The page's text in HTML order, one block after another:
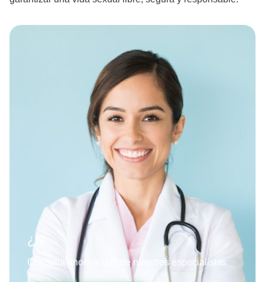
¿Necesitas a
Consulta ahora a uno de nuestros especialistas